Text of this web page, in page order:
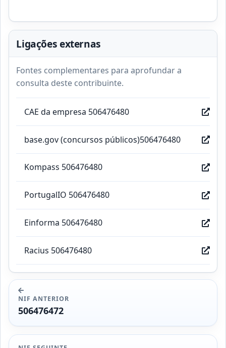
Ligações externas
Fontes complementares para aprofundar a
consulta deste contribuinte.
CAE da empresa 506476480
base.gov (concursos públicos)506476480
Kompass 506476480
PortugalIO 506476480
Einforma 506476480
Racius 506476480
NIF ANTERIOR
506476472